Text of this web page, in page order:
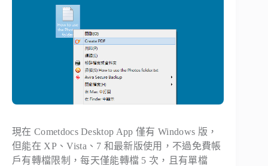
現在 Cometdocs Desktop App 僅有 Windows 版，
但能在 XP、Vista、7 和最新版使用，不過免費帳
戶有轉檔限制，每天僅能轉檔 5 次，且有單檔